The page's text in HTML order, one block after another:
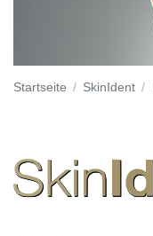
Startseite SkinIdent